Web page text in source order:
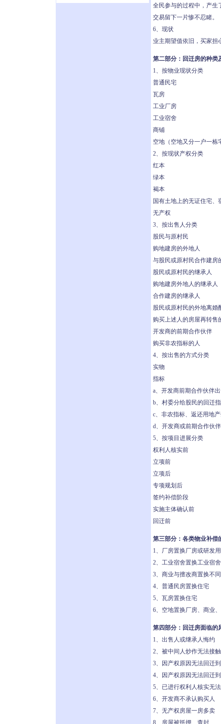
全民参与的过程中，产生
交易留下一片惨不忍睹。
6、现状
业主期望值依旧，买家担
第二部分：回迁房的种类
1、按物业现状分类
普通民宅
瓦房
工业厂房
工业宿舍
商铺
空地（空地又分一户一栋
2、按现状产权分类
红本
绿本
褐本
国有土地上的无证住宅、
无产权
3、按出售人分类
股民与原村民
购地建房的外地人
与股民或原村民合作建房
股民或原村民的继承人
购地建房外地人的继承人
合作建房的继承人
股民或原村民的外地离婚
购买上述人的房屋再转售
开发商的前期合作伙伴
购买非农指标的人
4、按出售的方式分类
实物
指标
a、开发商前期合作伙伴
b、村委分给股民的回迁
c、非农指标、返还用地
d、开发商或前期合作伙
5、按项目进展分类
权利人核实前
立项前
立项后
专项规划后
签约补偿阶段
实施主体确认前
回迁前
第三部分：各类物业补偿
1、厂房置换厂房或研发
2、工业宿舍置换工业宿
3、商业与擅改商置换不
4、普通民房置换住宅
5、瓦房置换住宅
6、空地置换厂房、商业
第四部分：回迁房面临的
1、出售人或继承人悔约
2、被中间人炒作无法接
3、因产权原因无法回迁
4、因产权原因无法回迁
5、已进行权利人核实无
6、开发商不承认购买人
7、无产权房屋一房多卖
8、房屋被抵押、查封